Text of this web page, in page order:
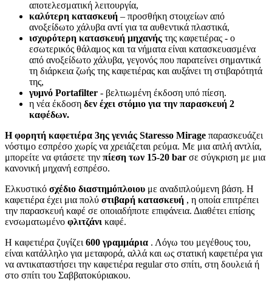
αποτελεσματική λειτουργία,
καλύτερη κατασκευή – προσθήκη στοιχείων από
ανοξείδωτο χάλυβα αντί για τα αυθεντικά πλαστικά,
ισχυρότερη κατασκευή μηχανής της καφετιέρας - ο
εσωτερικός θάλαμος και τα νήματα είναι κατασκευασμένα
από ανοξείδωτο χάλυβα, γεγονός που παρατείνει σημαντικά
τη διάρκεια ζωής της καφετιέρας και αυξάνει τη στιβαρότητά
της,
γυμνό Portafilter - βελτιωμένη έκδοση υπό πίεση.
η νέα έκδοση δεν έχει στόμιο για την παρασκευή 2
καφέδων.
Η φορητή καφετιέρα 3ης γενιάς Staresso Mirage παρασκευάζει
νόστιμο εσπρέσο χωρίς να χρειάζεται ρεύμα. Με μια απλή αντλία,
μπορείτε να φτάσετε την πίεση των 15-20 bar σε σύγκριση με μια
κανονική μηχανή εσπρέσο.
Ελκυστικό σχέδιο διαστημόπλοιου με αναδιπλούμενη βάση. Η
καφετιέρα έχει μια πολύ στιβαρή κατασκευή , η οποία επιτρέπει
την παρασκευή καφέ σε οποιαδήποτε επιφάνεια. Διαθέτει επίσης
ενσωματωμένο φλιτζάνι καφέ.
Η καφετιέρα ζυγίζει 600 γραμμάρια . Λόγω του μεγέθους του,
είναι κατάλληλο για μεταφορά, αλλά και ως στατική καφετιέρα για
να αντικαταστήσει την καφετιέρα regular στο σπίτι, στη δουλειά ή
στο σπίτι του Σαββατοκύριακου.